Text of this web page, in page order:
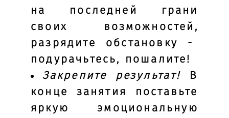
на последней грани
своих возможностей,
разрядите обстановку -
подурачьтесь, пошалите!
Закрепите результат! В
конце занятия поставьте
яркую эмоциональную